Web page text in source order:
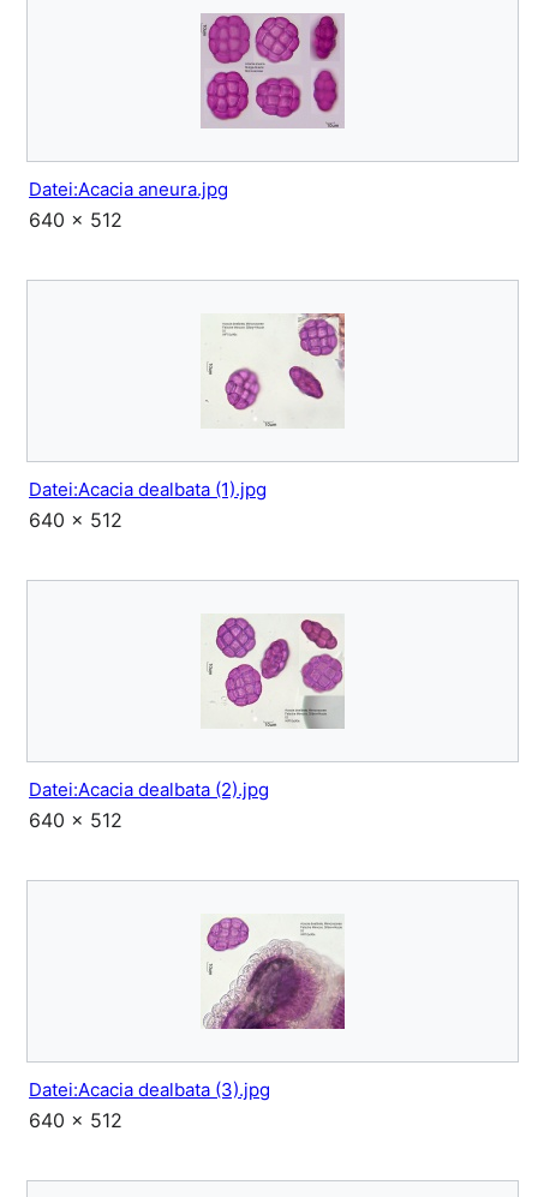
Datei:Acacia aneura.jpg
640 × 512
Datei:Acacia dealbata (1).jpg
640 × 512
Datei:Acacia dealbata (2).jpg
640 × 512
Datei:Acacia dealbata (3).jpg
640 × 512